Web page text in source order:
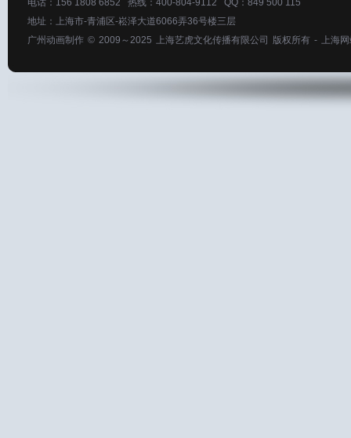
电话：156 1808 6852 热线：400-804-9112 QQ：849 500 115
地址：上海市-青浦区-崧泽大道6066弄36号楼三层
广州动画制作 © 2009～2025 上海艺虎文化传播有限公司 版权所有 - 上海